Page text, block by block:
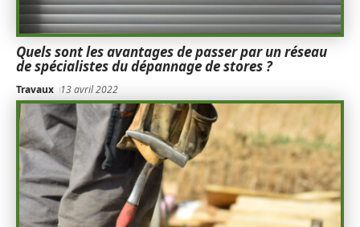
Quels sont les avantages de passer par un réseau
de spécialistes du dépannage de stores ?
Travaux 13 avril 2022